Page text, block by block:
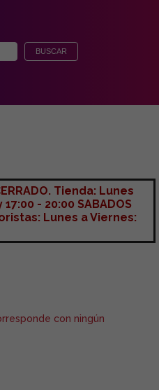
Tienda: Lunes
- 20:00 SABADOS
Lunes a Viernes:
con ningún